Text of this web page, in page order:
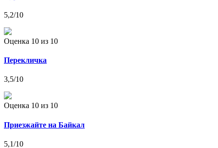
5,2/10
Оценка 10 из 10
Перекличка
3,5/10
Оценка 10 из 10
Приезжайте на Байкал
5,1/10